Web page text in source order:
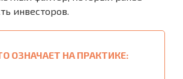
инвесторов.
ОЗНАЧАЕТ НА ПРАКТИКЕ: